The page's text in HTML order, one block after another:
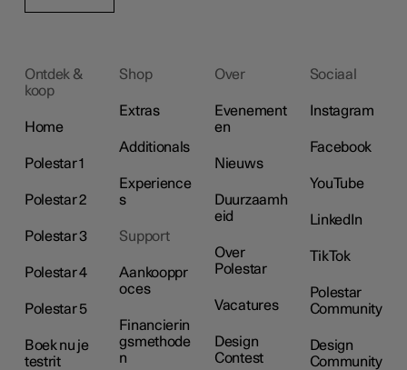
Ontdek &
koop
Home
Polestar 1
Polestar 2
Polestar 3
Polestar 4
Polestar 5
Boek nu je
testrit
Shop
Extras
Additionals
Experience
s
Support
Aankooppr
oces
Financierin
gsmethode
n
Over
Evenement
en
Nieuws
Duurzaamh
eid
Over
Polestar
Vacatures
Design
Contest
Sociaal
Instagram
Facebook
YouTube
LinkedIn
TikTok
Polestar
Community
Design
Community